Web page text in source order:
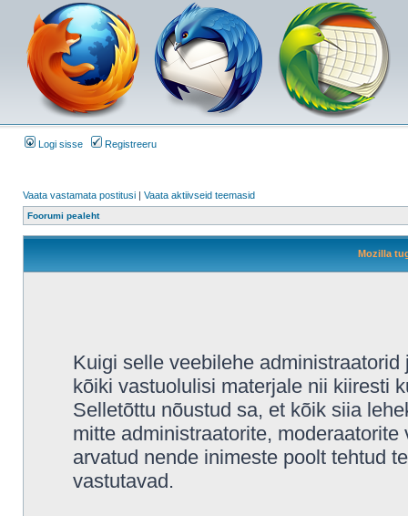
Logi sisse Registreeru
Vaata vastamata postitusi | Vaata aktiivseid teemasid
Foorumi pealeht
Mozilla
Kuigi selle veebilehe
kõiki vastuolulisi materjale nii kiiresti
Selletõttu nõustud sa, et kõik siia
mitte administraatorite,
arvatud nende inimeste poolt tehtud
vastutavad.